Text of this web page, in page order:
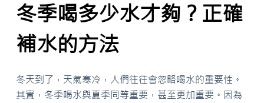
冬季喝多少水才夠？正確
補水的方法
冬天到了，天氣寒冷，人們往往會忽略喝水的重要性。
其實，冬季喝水與夏季同等重要，甚至更加重要。因為